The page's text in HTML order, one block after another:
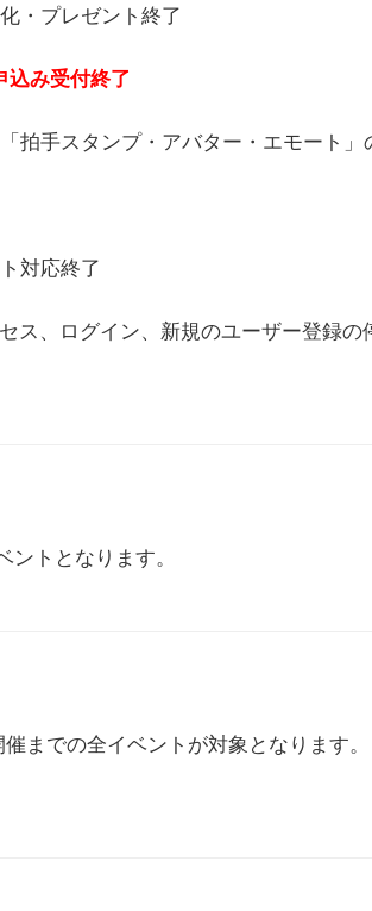
・プレゼント終了
み受付終了
拍手スタンプ・アバター・エモート」
対応終了
ス、ログイン、新規のユーザー登録
トとなります。
までの全イベントが対象となります。